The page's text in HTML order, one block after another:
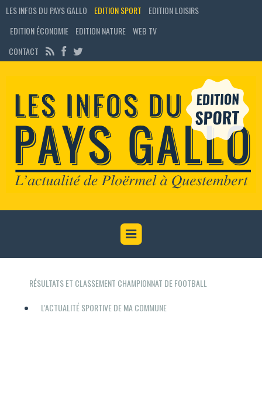
LES INFOS DU PAYS GALLO EDITION SPORT
EDITION LOISIRS
EDITION ÉCONOMIE
EDITION NATURE WEB TV
CONTACT
RÉSULTATS ET CLASSEMENT CHAMPIONNAT DE FOOTBALL
L'ACTUALITÉ SPORTIVE DE MA COMMUNE